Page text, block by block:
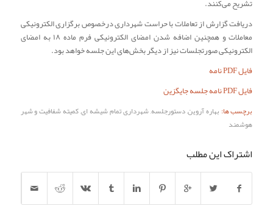
تشریح می‌کنند.
دریافت گزارش از تعاملات با حراست شهرداری درخصوص برگزاری الکترونیکی
معاملات و همچنین اضافه شدن امضای الکترونیکی فرم ماده ۱۸ به امضای
الکترونیکی صورتجلسات نیز از دیگر بخش‌های این جلسه خواهد بود.
فایل PDF نامه
فایل PDF نامه جلسه جایگزین
برچسب ها: بهاره آروین,دستورجلسه,شهرداری تمام شیشه ای,کمیته شفافیت و شهر
هوشمند
اشتراک این مطلب